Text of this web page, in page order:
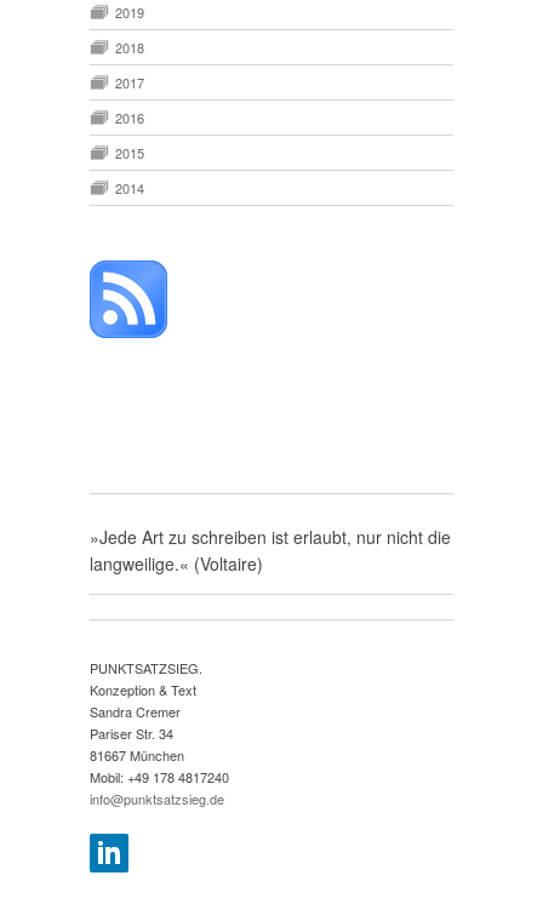
2019
2018
2017
2016
2015
2014
»Jede Art zu schreiben ist erlaubt, nur nicht die
langweilige.« (Voltaire)
PUNKTSATZSIEG.
Konzeption & Text
Sandra Cremer
Pariser Str. 34
81667 München
Mobil: +49 178 4817240
info@punktsatzsieg.de